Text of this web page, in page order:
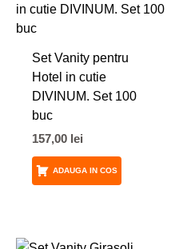
Set Vanity pentru
Hotel in cutie
DIVINUM. Set 100
buc
157,00 lei
ADAUGA IN COS